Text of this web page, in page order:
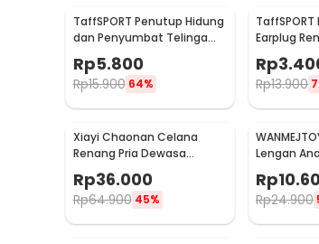
TaffSPORT Penutup Hidung
dan Penyumbat Telinga
untuk Renang Silikon -
WFW051
Rp5.800
Rp15.900 64%
Earplug
00NT
Rp
Rp13.900
Xiayi Chaonan Celana
Renang Pria Dewasa
Swimming XL - 1706-1
Rp36.000
Rp64.900 45%
Lengan
Band Rolls
Rp
Rp24.900